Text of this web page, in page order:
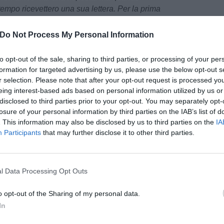
Do Not Process My Personal Information
opt-out of the sale, sharing to third parties, or processing of your
for targeted advertising by us, please use the below opt-out
selection. Please note that after your opt-out request is processed
interest-based ads based on personal information utilized by us
to third parties prior to your opt-out. You may separately
of your personal information by third parties on the IAB’s list of
This information may also be disclosed by us to third parties on the
Participants that may further disclose it to other third parties.
Data Processing Opt Outs
opt-out of the Sharing of my personal data.
ricevettero una sua lettera. Per la prima
ha avuto un prezzo. “
una frattura: alcuni detenuti furono
dal carcere - racconta con amarezza Don
mura non c’è legge, non ci sono diritti. E chi
è limitato a parole. Il suo ultimo gesto prima
testamento, ha lasciato commossi e
euro, cioè tutto ciò che possedeva, ai detenuti
del Marmo. Un gesto carico di significato:
l’amministrazione penitenziaria ritrovi un po’
mondo carcerario non è stata episodica. Fin
di celebrare il Giovedì Santo all’interno